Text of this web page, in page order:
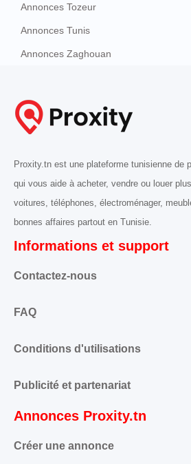
Annonces Tozeur
Annonces Tunis
Annonces Zaghouan
Proxity.tn est une plateforme tunisienne de
qui vous aide à acheter, vendre ou louer
voitures, téléphones, électroménager,
bonnes affaires partout en Tunisie.
Informations et support
Contactez-nous
FAQ
Conditions d'utilisations
Publicité et partenariat
Annonces Proxity.tn
Créer une annonce